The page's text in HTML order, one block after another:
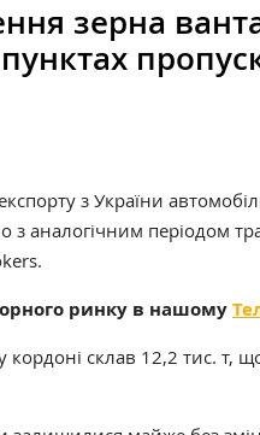
зерна
з України
з аналогічним періодом
ринку в нашому
кордоні склав 12,2 тис. т,